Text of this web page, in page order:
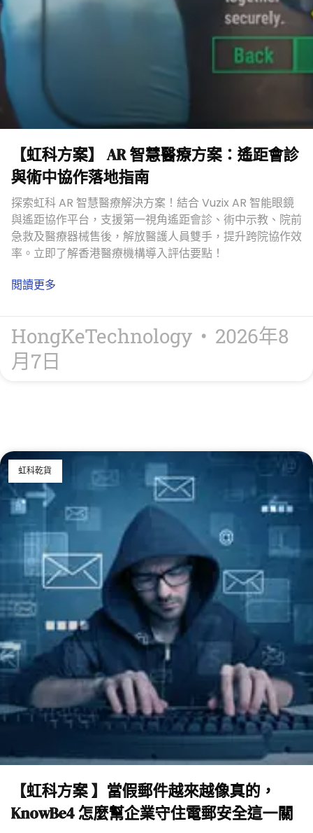
【虹科方案】 AR 智慧醫療方案：遙距會診
與術中協作落地指南
探索虹科 AR 智慧醫療解決方案！結合 Vuzix AR 智能眼鏡
與遙距協作平台，支援第一視角遙距會診、術中示教、院前
急救及醫療器械售後，解放醫護人員雙手，提升跨院協作效
率。立即了解香港醫療機構導入評估要點！
閲讀更多
HongKeTechnology
2026年8
月7日
虹科乾貨
【虹科方案 】當假郵件越來越像真的，
KnowBe4 怎麼幫企業守住電郵安全這一關